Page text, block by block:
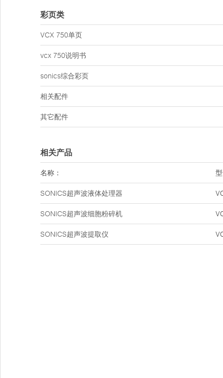
彩页类
VCX 750单页
vcx 750说明书
sonics综合彩页
相关配件
其它配件
相关产品
名称：
SONICS超声波液体处理器
SONICS超声波细胞粉碎机
SONICS超声波提取仪